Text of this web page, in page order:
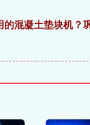
的混凝土垫块机？